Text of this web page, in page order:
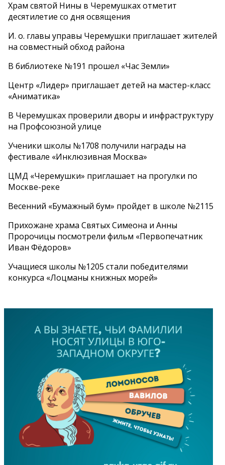
Храм святой Нины в Черемушках отметит
десятилетие со дня освящения
И. о. главы управы Черемушки приглашает жителей
на совместный обход района
В библиотеке №191 прошел «Час Земли»
Центр «Лидер» приглашает детей на мастер-класс
«Аниматика»
В Черемушках проверили дворы и инфраструктуру
на Профсоюзной улице
Ученики школы №1708 получили награды на
фестивале «Инклюзивная Москва»
ЦМД «Черемушки» приглашает на прогулки по
Москве-реке
Весенний «Бумажный бум» пройдет в школе №2115
Прихожане храма Святых Симеона и Анны
Пророчицы посмотрели фильм «Первопечатник
Иван Фёдоров»
Учащиеся школы №1205 стали победителями
конкурса «Лоцманы книжных морей»